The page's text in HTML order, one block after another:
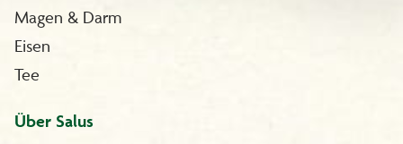
Magen & Darm
Eisen
Tee
Über Salus